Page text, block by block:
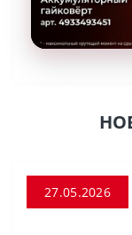
27.05.2026